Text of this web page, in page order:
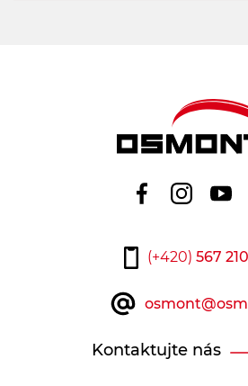
(+420) 567
Kontaktujte nás